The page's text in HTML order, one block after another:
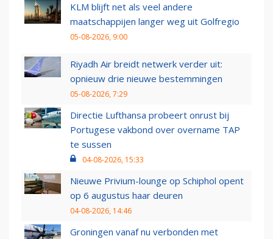
KLM blijft net als veel andere
maatschappijen langer weg uit Golfregio
05-08-2026, 9:00
Riyadh Air breidt netwerk verder uit:
opnieuw drie nieuwe bestemmingen
05-08-2026, 7:29
Directie Lufthansa probeert onrust bij
Portugese vakbond over overname TAP
te sussen
04-08-2026, 15:33
Nieuwe Privium-lounge op Schiphol opent
op 6 augustus haar deuren
04-08-2026, 14:46
Groningen vanaf nu verbonden met